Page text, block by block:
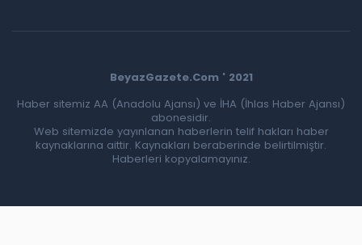
BeyazGazete.Com ' 2021
Haber sitemiz AA (Anadolu Ajansı) ve İHA (İhlas Haber Ajansı)
abonesidir.
Web sitemizde yayınlanan haberlerin telif hakları haber
kaynaklarına aittir. Kaynakları beraberinde belirtilmiştir.
Haberleri kopyalamayınız.